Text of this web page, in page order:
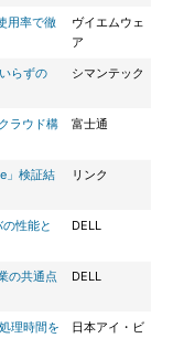
用率で徹
ヴイエムウェ
ア
らずの
シマンテック
ラウド構
富士通
」検証結
リンク
性能と
DELL
の共通点 DELL
理時間を
日本アイ・ビ